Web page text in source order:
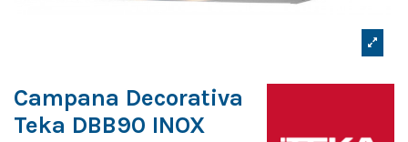
Campana Decorativa
Teka DBB90 INOX